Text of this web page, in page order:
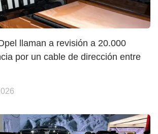
llaman a revisión a 20.000
por un cable de dirección entre